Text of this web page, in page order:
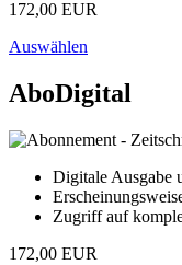
172,00 EUR
Auswählen
AboDigital
Digitale Ausgabe
Zugriff auf
172,00 EUR